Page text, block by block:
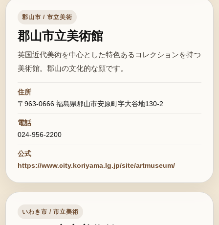
郡山市 / 市立美術
郡山市立美術館
英国近代美術を中心とした特色あるコレクションを持つ
美術館。郡山の文化的な顔です。
住所
〒963-0666 福島県郡山市安原町字大谷地130-2
電話
024-956-2200
公式
https://www.city.koriyama.lg.jp/site/artmuseum/
いわき市 / 市立美術